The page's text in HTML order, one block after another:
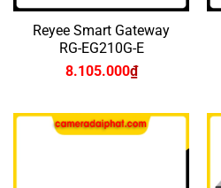
Reyee Smart Gateway
RG-EG210G-E
8.105.000₫